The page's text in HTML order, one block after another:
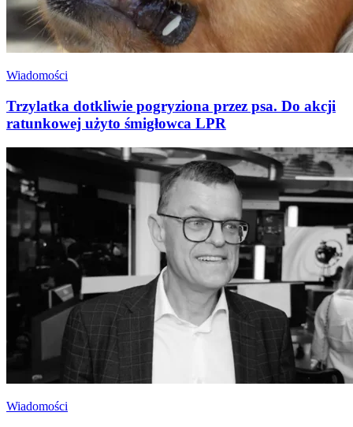
Wiadomości
Trzylatka dotkliwie pogryziona przez psa. Do akcji
ratunkowej użyto śmigłowca LPR
Wiadomości